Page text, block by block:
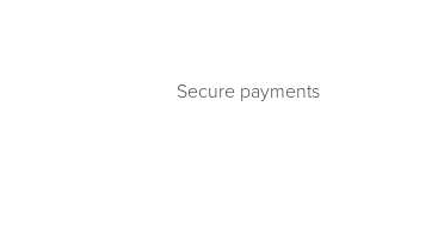
Secure payments